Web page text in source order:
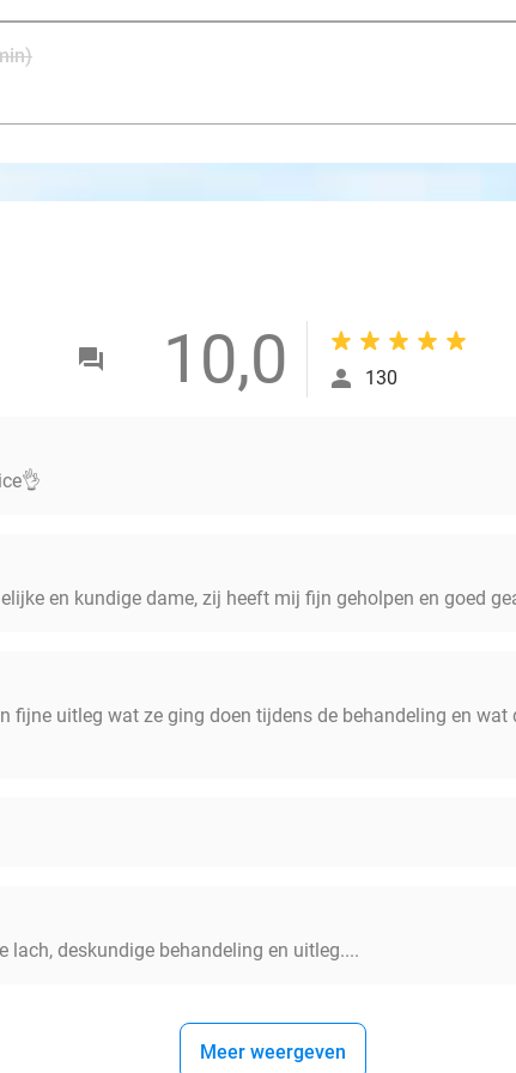
Tonic
Gezichtsbehandeling luxe (55 min)
Reinigingslotion
Tonic
Exfoliëren met ultrasone trillingen
Hydrateren d.m.v. een fijne nevel van serums,
10,0 130
en kundige dame, zij heeft mij fijn geholpen en goed
fijne uitleg wat ze ging doen tijdens de behandeling en wat
lach, deskundige behandeling en uitleg....
Meer weergeven